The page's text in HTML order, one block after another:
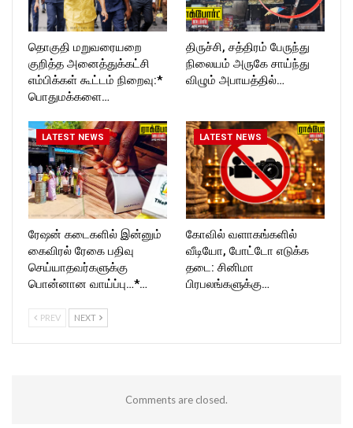
தொகுதி மறுவரையறை
குறித்த அனைத்துக்கட்சி
எம்பிக்கள் கூட்டம் நிறைவு:*
பொதுமக்களை…
திருச்சி, சத்திரம் பேருந்து
நிலையம் அருகே சாய்ந்து
விழும் அபாயத்தில்…
LATEST NEWS
ரேஷன் கடைகளில் இன்னும்
கைவிரல் ரேகை பதிவு
செய்யாதவர்களுக்கு
பொன்னான வாய்ப்பு…*…
LATEST NEWS
கோவில் வளாகங்களில்
வீடியோ, போட்டோ எடுக்க
தடை: சினிமா
பிரபலங்களுக்கு…
PREV NEXT
Comments are closed.